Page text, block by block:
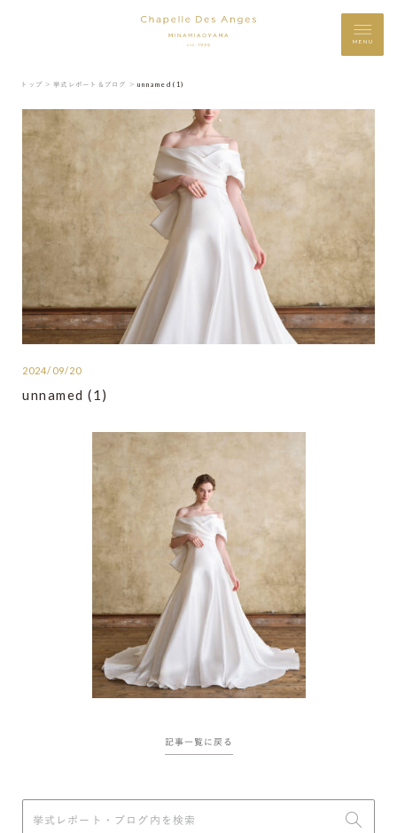
MENU
トップ ＞ 挙式レポート＆ブログ ＞ unnamed (1)
2024/09/20
unnamed (1)
記事一覧に戻る